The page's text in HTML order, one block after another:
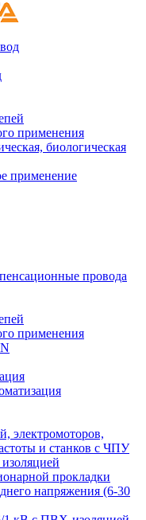
применения
биологическая
применение
провода
применения
электромоторов,
и станков с ЧПУ
прокладки
напряжения (6-30